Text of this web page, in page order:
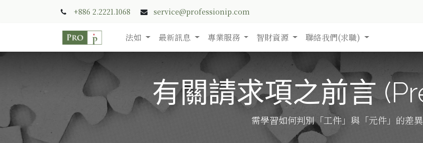
+886 2.2221.1068 service@professionip.com
法如 最新訊息 專業服務 智財資源 聯絡我們(求職)
有關請求項之前言
需學習如何判別「工件」與「元件」的差異